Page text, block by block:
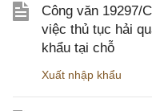
Công văn 19297/
việc thủ tục hải
khẩu tại chỗ
Xuất nhập khẩu